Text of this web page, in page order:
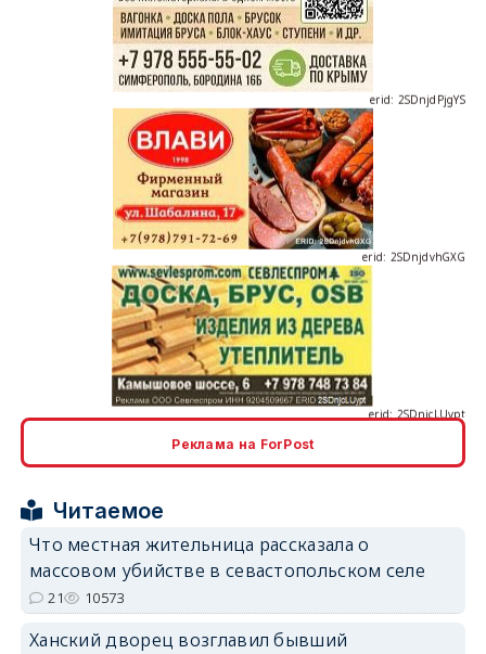
erid: 2SDnjdPjgYS
erid: 2SDnjdvhGXG
Реклама на ForPost
Читаемое
Что местная жительница рассказала о
массовом убийстве в севастопольском селе
21 10573
Ханский дворец возглавил бывший